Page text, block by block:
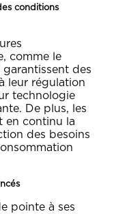
conditions
comme le
garantissent des
leur régulation
technologie
De plus, les
en continu la
des besoins
pointe à ses